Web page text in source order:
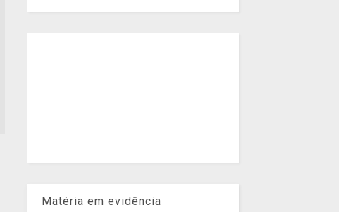
Matéria em evidência